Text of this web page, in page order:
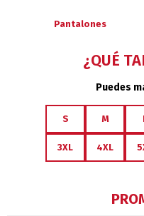
Pantalones
¿QUÉ
Puedes
S M
3XL 4XL